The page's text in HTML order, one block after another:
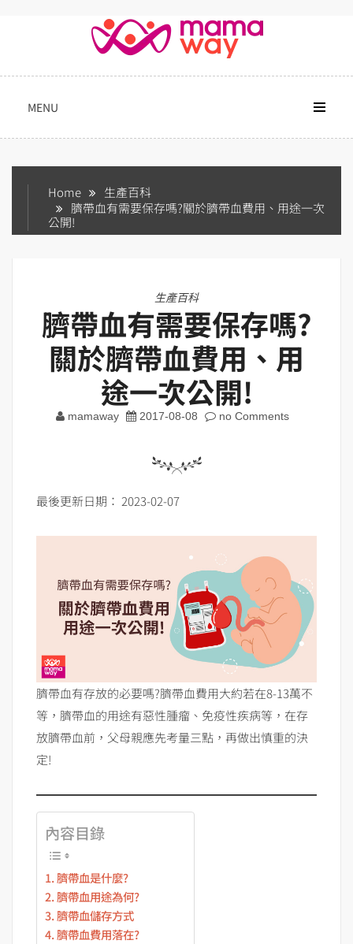
MENU
Home
生產百科
臍帶血有需要保存嗎?關於臍帶血費用、用途一次
公開!
生產百科
臍帶血有需要保存嗎?
關於臍帶血費用、用
途一次公開!
mamaway 2017-08-08 no Comments
最後更新日期： 2023-02-07
臍帶血有存放的必要嗎?臍帶血費用大約若在8-13萬不
等，臍帶血的用途有惡性腫瘤、免疫性疾病等，在存
放臍帶血前，父母親應先考量三點，再做出慎重的決
定!
內容目錄
臍帶血是什麼?
臍帶血用途為何?
臍帶血儲存方式
臍帶血費用落在?